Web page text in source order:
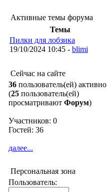
Активные темы форума
Темы
Пилки для лобзика
19/10/2024 10:45 - blimi
Сейчас на сайте
36 пользователь(ей) активно
(25 пользователь(ей)
просматривают Форум)
Участников: 0
Гостей: 36
далее...
Персональная зона
Пользователь: